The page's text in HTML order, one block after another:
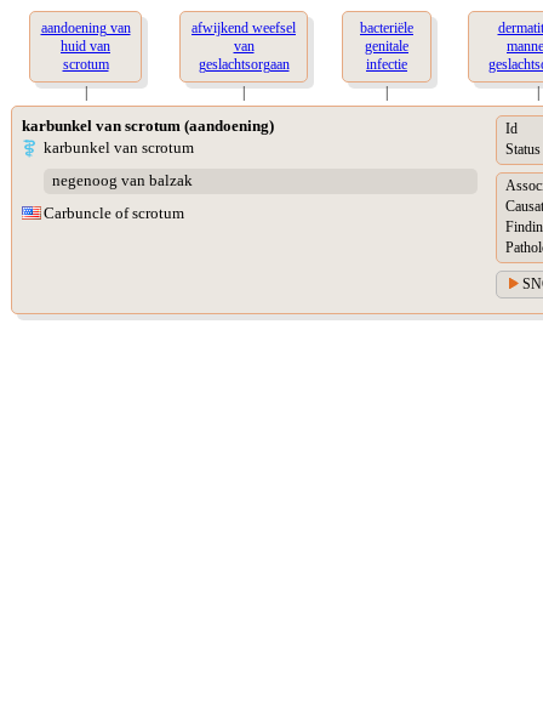
aandoening van
huid van
scrotum
afwijkend weefsel
van
geslachtsorgaan
bacteriële
genitale
infectie
|
| | |
karbunkel van scrotum (aandoening)
karbunkel van scrotum
negenoog van balzak
Carbuncle of scrotum
Id
Status